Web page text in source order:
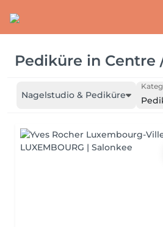
Pediküre in Centre
Nagelstudio & Pediküre